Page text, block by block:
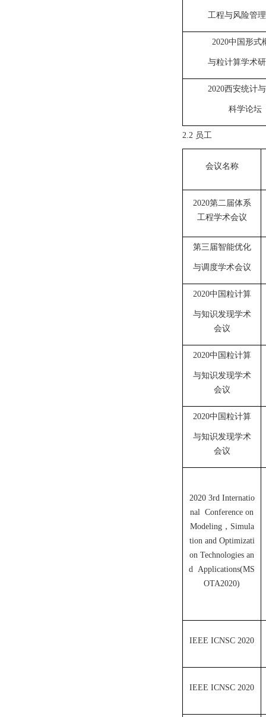
工程与风险管
2020中国形式
与粒计算学术
2020西安统计
科学论坛
2.2 员工
会议名称
2020第二届体系
工程学术会议
第三届智能优化
与调度学术会议
2020中国粒计算
与知识发现学术
会议
2020中国粒计算
与知识发现学术
会议
2020中国粒计算
与知识发现学术
会议
2020 3rd Internatio
nal Conference on
Modeling，Simula
tion and Optimizati
on Technologies an
d Applications(MS
OTA2020)
IEEE ICNSC 2020
IEEE ICNSC 2020